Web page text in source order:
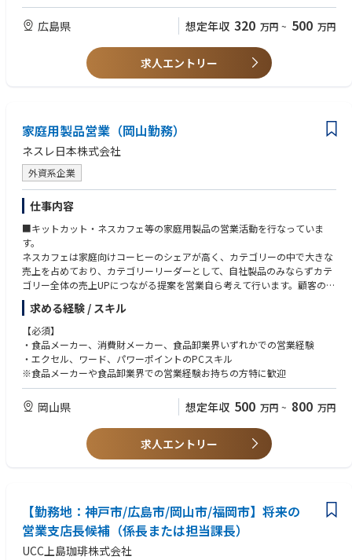
その他パソコンを使った入力操作、書類作成業務があります。
※未経験からの採用がほとんどで、品質管理業務未経験の方も歓迎です！
入社後３ヶ月間は先輩職員とチームを組みＯＪＴ教育を行いますので、未
・工場全体で約250の従業員が在籍しております。
配属先部署では、27名の従業員が在籍しております。(20代～50代／うち
女性6割程度)
・車通勤可能(駐車場あり)
■事業の魅力：
・化粧品OEM/ODMで国内トップクラスのシェアを誇るメーカーです。OE
M/ODM専業で顧客とは競合関係にならないため、ブランドメーカーからの
信頼が厚いです。
・新製品のコンセプト設計から原材料の調達、完成品の生産、品質管理に
至るワンストップトータルサービスを提供。国内7工場で8000アイテムを
生産しています。商品カテゴリー（スキンケア・メイクアップ・ヘアケア
等）や販売チャネル（百貨店・ドラック・通販等）が多岐にわたっており
分散することで非常に安定性が高いです。
広島県 想定年収 320 万円 ~ 500 万円
求人エントリー
家庭用製品営業（岡山勤務）
ネスレ日本株式会社
外資系企業
仕事内容
■キットカット・ネスカフェ等の家庭用製品の営業活動を行なっていま
す。
ネスカフェは家庭向けコーヒーのシェアが高く、カテゴリーの中で大きな
売上を占めており、カテゴリーリーダーとして、自社製品のみならずカテ
ゴリー全体の売上UPにつながる提案を営業自ら考えて行います。顧客の問
題解決を行うことで営業もマーケティングのような仕事を常々行っていま
す。
■業務内容
・営業方針に基づき、製品露出の最大化と需要の創造を行い、販促費用を
活用し、売上目標を達成する。
・棚割提案、売り場提案、ＰＯＳ分析等、顧客と協働し、顧客の課題を解
求める経験 / スキル
【必須】
・食品メーカー、消費財メーカー、食品卸業界いずれかでの営業経験
・エクセル、ワード、パワーポイントのPCスキル
※食品メーカーや食品卸業界での営業経験お持ちの方特に歓迎
岡山県 想定年収 500 万円 ~ 800 万円
求人エントリー
【勤務地：神戸市/広島市/岡山市/福岡市】将来の
営業支店長候補（係長または担当課長）
UCC上島珈琲株式会社